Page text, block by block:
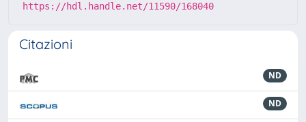
https://hdl.handle.net/11590/168040
Citazioni
ND
ND